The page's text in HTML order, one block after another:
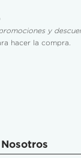
y
hacer la compra.
Nosotros